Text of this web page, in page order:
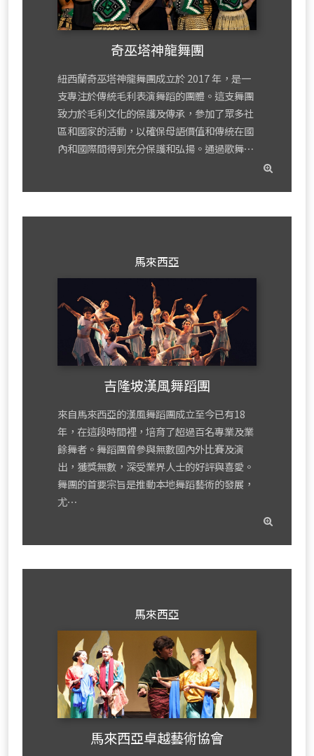
奇巫塔神龍舞團
紐西蘭奇巫塔神龍舞團成立於 2017 年，是一
支專注於傳統毛利表演舞蹈的團體。這支舞團
致力於毛利文化的保護及傳承，參加了眾多社
區和國家的活動，以確保母語價值和傳統在國
內和國際間得到充分保護和弘揚。通過歌舞⋯
馬來西亞
吉隆坡漢風舞蹈團
來自馬來西亞的漢風舞蹈團成立至今已有18
年，在這段時間裡，培育了超過百名專業及業
餘舞者。舞蹈團曾參與無數國內外比賽及演
出，獲獎無數，深受業界人士的好評與喜愛。
舞團的首要宗旨是推動本地舞蹈藝術的發展，
尤⋯
馬來西亞
馬來西亞卓越藝術協會